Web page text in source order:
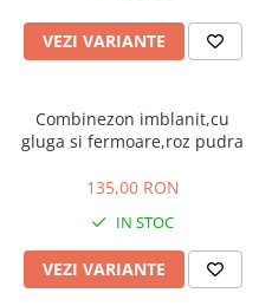
Bluze, pieptarase, mentite
Rochite bebeluse
Ciorapi
Pantaloni de exterior
Bluze si pulovere
Babetele
Hainute bumbac organic
Bluze, pieptarase, mentite
Ciorapi
Pantaloni de exterior
Bluze si pulovere
Hainute bumbac organic
Cos depozitare jucarii
Jocuri educative si de societate
Masinute electrice
Mingii
Jucarii gonflabile
Jucarii de nisip
Table de scris
Trotinete si biciclete
Incaltaminte de panza
VEZI VARIANTE
Combinezon imblanit,cu
gluga si fermoare,roz pudra
135,00 RON
IN STOC
VEZI VARIANTE